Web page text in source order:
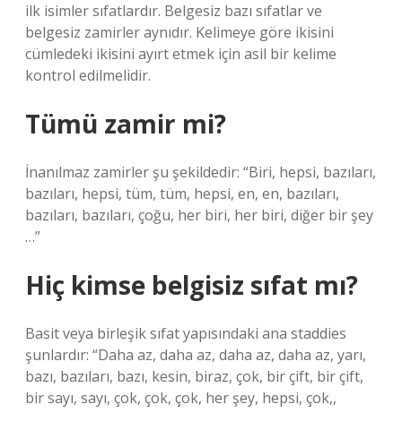
ilk isimler sıfatlardır. Belgesiz bazı sıfatlar ve
belgesiz zamirler aynıdır. Kelimeye göre ikisini
cümledeki ikisini ayırt etmek için asil bir kelime
kontrol edilmelidir.
Tümü zamir mi?
İnanılmaz zamirler şu şekildedir: “Biri, hepsi, bazıları,
bazıları, hepsi, tüm, tüm, hepsi, en, en, bazıları,
bazıları, bazıları, çoğu, her biri, her biri, diğer bir şey
…”
Hiç kimse belgisiz sıfat mı?
Basit veya birleşik sıfat yapısındaki ana staddies
şunlardır: “Daha az, daha az, daha az, daha az, yarı,
bazı, bazıları, bazı, kesin, biraz, çok, bir çift, bir çift,
bir sayı, sayı, çok, çok, çok, her şey, hepsi, çok,,